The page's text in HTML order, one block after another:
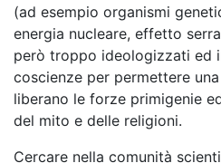
(ad esempio organismi
energia nucleare, effetto
però troppo ideologizzati ed
coscienze per permettere
liberano le forze primigenie
del mito e delle religioni.
Cercare nella comunità